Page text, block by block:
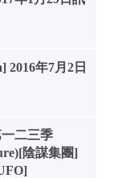
2016年7月2日
二三季
陰謀集團]